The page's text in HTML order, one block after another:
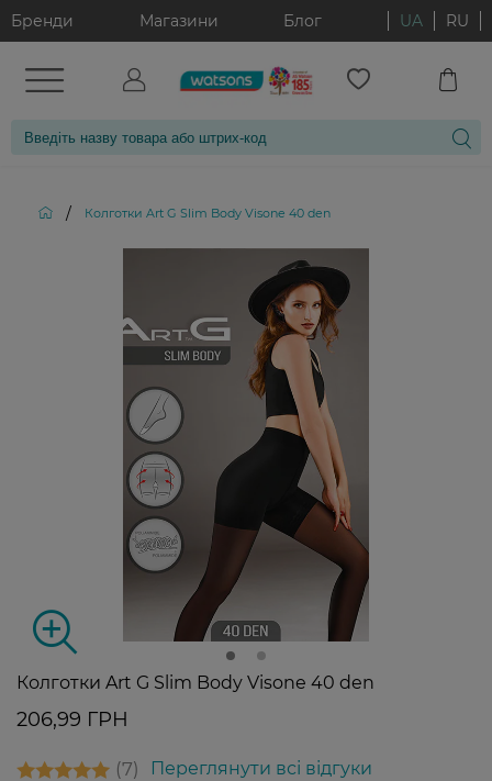
Бренди Магазини Блог UA RU
/ Колготки Art G Slim Body Visone 40 den
Колготки Art G Slim Body Visone 40 den
206,99 ГРН
7 Переглянути всі відгуки